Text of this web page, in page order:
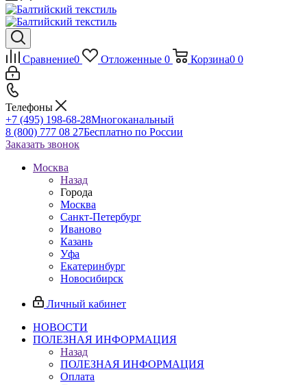
Сравнение0 Отложенные 0 Корзина0 0
Телефоны
+7 (495) 198-68-28Многоканальный
8 (800) 777 08 27Бесплатно по России
Заказать звонок
Москва
Назад
Города
Москва
Санкт-Петербург
Иваново
Казань
Уфа
Екатеринбург
Новосибирск
Личный кабинет
НОВОСТИ
ПОЛЕЗНАЯ ИНФОРМАЦИЯ
Назад
ПОЛЕЗНАЯ ИНФОРМАЦИЯ
Оплата